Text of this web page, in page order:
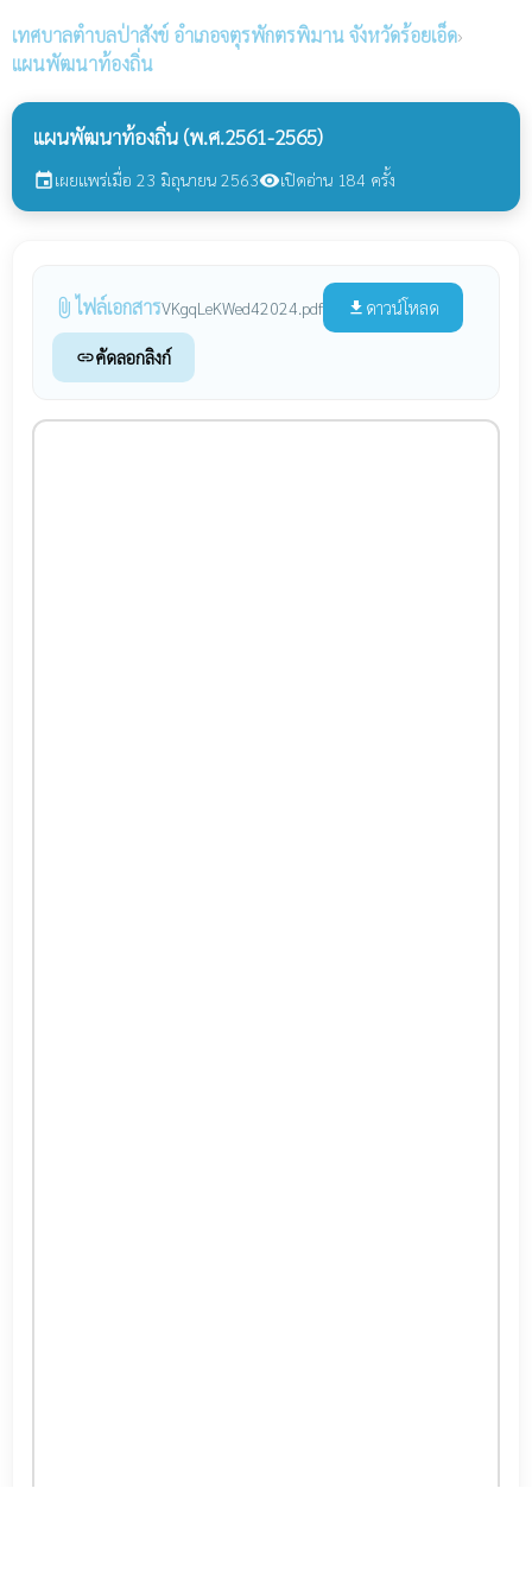
เทศบาลตำบลป่าสังข์ อำเภอจตุรพักตรพิมาน จังหวัดร้อยเอ็ด›
แผนพัฒนาท้องถิ่น
แผนพัฒนาท้องถิ่น (พ.ศ.2561-2565)
eventเผยแพร่เมื่อ 23 มิถุนายน 2563visibilityเปิดอ่าน 184 ครั้ง
attach_file ไฟล์เอกสารVKgqLeKWed42024.pdf file_download ดาวน์โหลด
linkคัดลอกลิงก์